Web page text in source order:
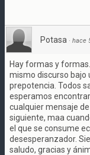
Potasa · hace
Hay formas y
mismo discurso bajo
prepotencia. Todos
esperamos
cualquier mensaje
siguiente, maa
el que se consume
desesperanzador.
saludo, gracias y